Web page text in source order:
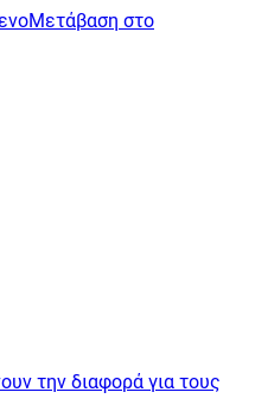
Μετάβαση στο
την διαφορά για τους